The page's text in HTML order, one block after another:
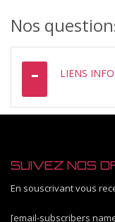
Nos
LIENS
SUIVEZ NOS
En souscrivant vous
[email-subscribers